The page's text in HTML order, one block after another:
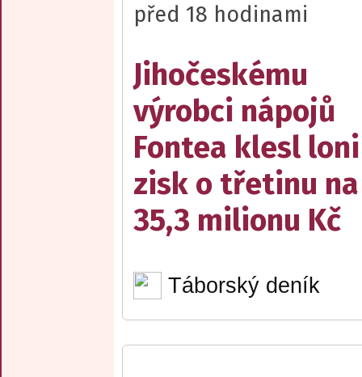
před 18 hodinami
Jihočeskému
výrobci nápojů
Fontea klesl loni
zisk o třetinu na
35,3 milionu Kč
Táborský deník